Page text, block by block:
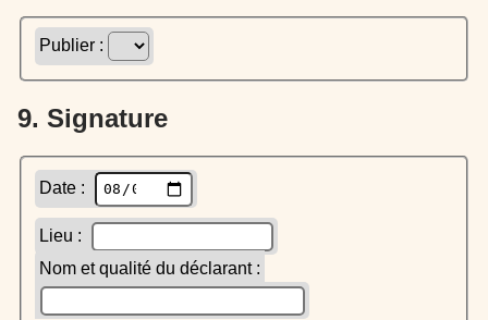
Publier :
9. Signature
Date :
Lieu :
Nom et qualité du déclarant :